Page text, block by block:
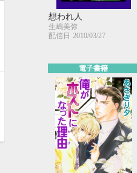
想われ人
生嶋美弥
配信日 2010/03/27
電子書籍